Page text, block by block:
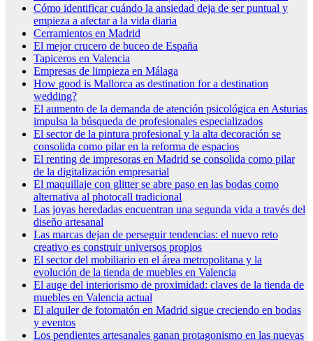
Cómo identificar cuándo la ansiedad deja de ser puntual y
empieza a afectar a la vida diaria
Cerramientos en Madrid
El mejor crucero de buceo de España
Tapiceros en Valencia
Empresas de limpieza en Málaga
How good is Mallorca as destination for a destination
wedding?
El aumento de la demanda de atención psicológica en Asturias
impulsa la búsqueda de profesionales especializados
El sector de la pintura profesional y la alta decoración se
consolida como pilar en la reforma de espacios
El renting de impresoras en Madrid se consolida como pilar
de la digitalización empresarial
El maquillaje con glitter se abre paso en las bodas como
alternativa al photocall tradicional
Las joyas heredadas encuentran una segunda vida a través del
diseño artesanal
Las marcas dejan de perseguir tendencias: el nuevo reto
creativo es construir universos propios
El sector del mobiliario en el área metropolitana y la
evolución de la tienda de muebles en Valencia
El auge del interiorismo de proximidad: claves de la tienda de
muebles en Valencia actual
El alquiler de fotomatón en Madrid sigue creciendo en bodas
y eventos
Los pendientes artesanales ganan protagonismo en las nuevas